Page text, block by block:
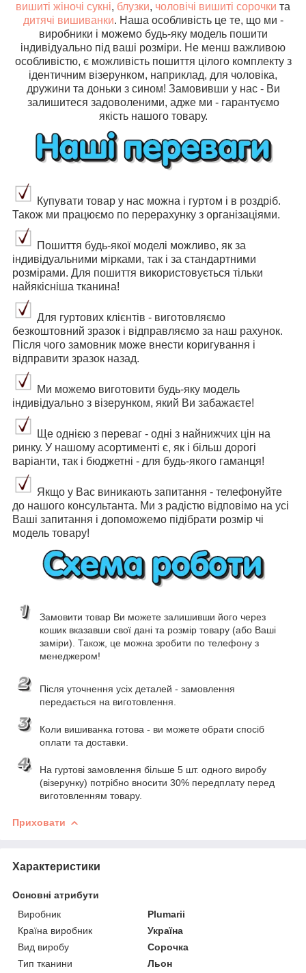
вишиті жіночі сукні, блузки, чоловічі вишиті сорочки та
дитячі вишиванки. Наша особливість це те, що ми -
виробники і можемо будь-яку модель пошити
індивідуально під ваші розміри. Не менш важливою
особливістю, є можливість пошиття цілого комплекту з
ідентичним візерунком, наприклад, для чоловіка,
дружини та доньки з сином! Замовивши у нас - Ви
залишитеся задоволеними, адже ми - гарантуємо
якість нашого товару.
Купувати товар у нас можна і гуртом і в роздріб.
Також ми працюємо по перерахунку з організаціями.
Пошиття будь-якої моделі можливо, як за
індивідуальними мірками, так і за стандартними
розмірами. Для пошиття використовується тільки
найякісніша тканина!
Для гуртових клієнтів - виготовляємо
безкоштовний зразок і відправляємо за наш рахунок.
Після чого замовник може внести коригування і
відправити зразок назад.
Ми можемо виготовити будь-яку модель
індивідуально з візерунком, який Ви забажаєте!
Ще однією з переваг - одні з найнижчих цін на
ринку. У нашому асортименті є, як і більш дорогі
варіанти, так і бюджетні - для будь-якого гаманця!
Якщо у Вас виникають запитання - телефонуйте
до нашого консультанта. Ми з радістю відповімо на усі
Ваші запитання і допоможемо підібрати розмір чі
модель товару!
Замовити товар Ви можете залишивши його через
кошик вказавши свої дані та розмір товару (або Ваші
заміри). Також, це можна зробити по телефону з
менеджером!
Після уточнення усіх деталей - замовлення
передається на виготовлення.
Коли вишиванка готова - ви можете обрати спосіб
оплати та доставки.
На гуртові замовлення більше 5 шт. одного виробу
(візерунку) потрібно вносити 30% передплату перед
виготовленням товару.
Приховати
Характеристики
Основні атрибути
Виробник
Plumarii
Країна виробник
Україна
Вид виробу
Сорочка
Тип тканини
Льон